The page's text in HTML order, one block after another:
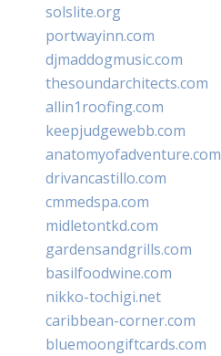
solslite.org
portwayinn.com
djmaddogmusic.com
thesoundarchitects.com
allin1roofing.com
keepjudgewebb.com
anatomyofadventure.com
drivancastillo.com
cmmedspa.com
midletontkd.com
gardensandgrills.com
basilfoodwine.com
nikko-tochigi.net
caribbean-corner.com
bluemoongiftcards.com